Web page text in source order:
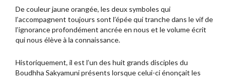
De couleur jaune orangée, les deux symboles qui
l’accompagnent toujours sont l’épée qui tranche dans le vif de
l’ignorance profondément ancrée en nous et le volume écrit
qui nous élève à la connaissance.
Historiquement, il est l’un des huit grands disciples du
Boudhha Sakyamuni présents lorsque celui-ci énonçait les